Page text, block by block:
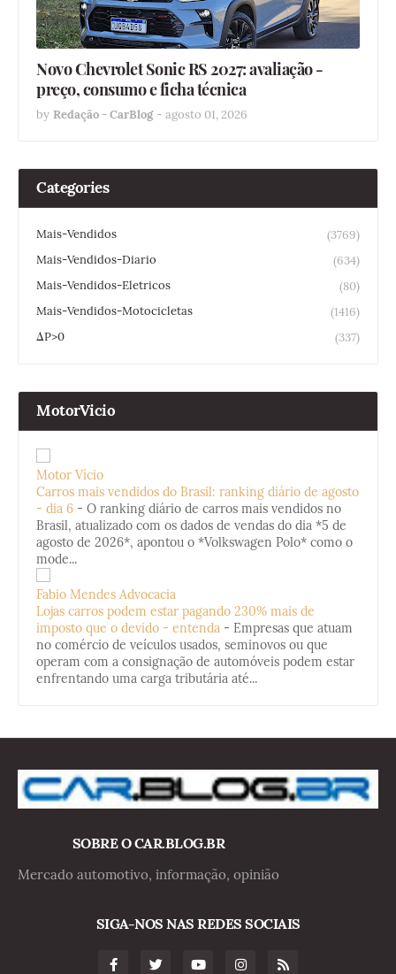
Novo Chevrolet Sonic RS 2027: avaliação -
preço, consumo e ficha técnica
by Redação - CarBlog - agosto 01, 2026
Categories
Mais-Vendidos
(3769)
Mais-Vendidos-Diario
(634)
Mais-Vendidos-Eletricos
(80)
Mais-Vendidos-Motocicletas
(1416)
ΔP>0
(337)
MotorVicio
Motor Vício
Carros mais vendidos do Brasil: ranking diário de agosto
- dia 6 - O ranking diário de carros mais vendidos no
Brasil, atualizado com os dados de vendas do dia *5 de
agosto de 2026*, apontou o *Volkswagen Polo* como o
mode...
Fabio Mendes Advocacia
Lojas carros podem estar pagando 230% mais de
imposto que o devido - entenda - Empresas que atuam
no comércio de veículos usados, seminovos ou que
operam com a consignação de automóveis podem estar
enfrentando uma carga tributária até...
SOBRE O CAR.BLOG.BR
Mercado automotivo, informação, opinião
SIGA-NOS NAS REDES SOCIAIS